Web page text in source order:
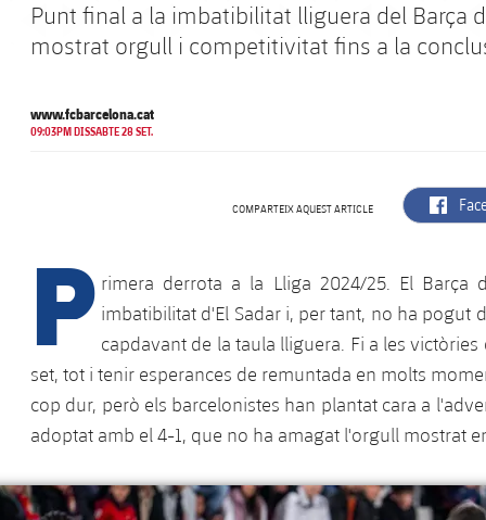
Punt final a la imbatibilitat lliguera del Barça
mostrat orgull i competitivitat fins a la
www.fcbarcelona.cat
09:03PM DISSABTE 28 SET.
COMPARTEIX AQUEST ARTICLE
P rimera derrota a la Lliga 2024/25. El Barça
imbatibilitat d'El Sadar i, per tant, no ha pogut
capdavant de la taula lliguera. Fi a les
set, tot i tenir esperances de remuntada en molts
cop dur, però els barcelonistes han plantat cara a
adoptat amb el 4-1, que no ha amagat l'orgull mostrat